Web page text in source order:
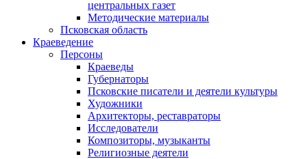
центральных газет
Методические материалы
Псковская область
Краеведение
Персоны
Краеведы
Губернаторы
Псковские писатели и деятели культуры
Художники
Архитекторы, реставраторы
Исследователи
Композиторы, музыканты
Религиозные деятели